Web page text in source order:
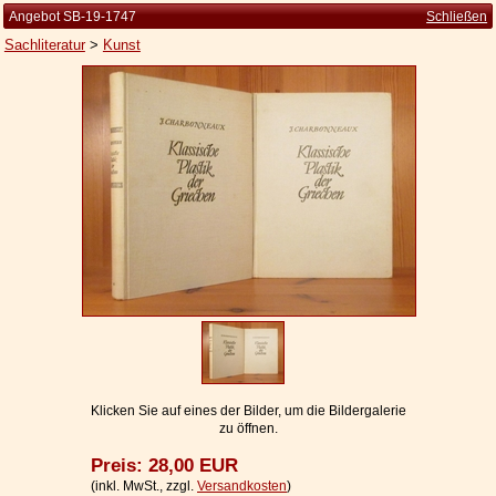
Kleine Kulturgeschichte
Zu den Angeboten
Widerrufsbelehrung
Datenschutzerklärung
Angebot SB-19-1747 Schließen
Sachliteratur> Kunst
Klicken Sie auf eines der Bilder, um die Bildergalerie
zu öffnen.
Preis: 28,00 EUR
(inkl. MwSt., zzgl. Versandkosten)